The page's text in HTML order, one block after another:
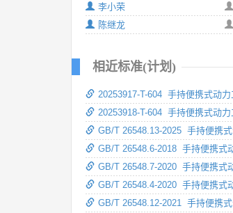
李小荣
陈继龙
相近标准(计划)
20253917-T-604 手持便携式动
20253918-T-604 手持便携式动
GB/T 26548.13-2025 手持便携
GB/T 26548.6-2018 手持便携式
GB/T 26548.7-2020 手持便携式
GB/T 26548.4-2020 手持便携式
GB/T 26548.12-2021 手持便携